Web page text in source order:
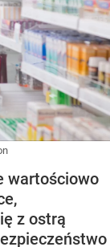
wartościowo
z ostrą